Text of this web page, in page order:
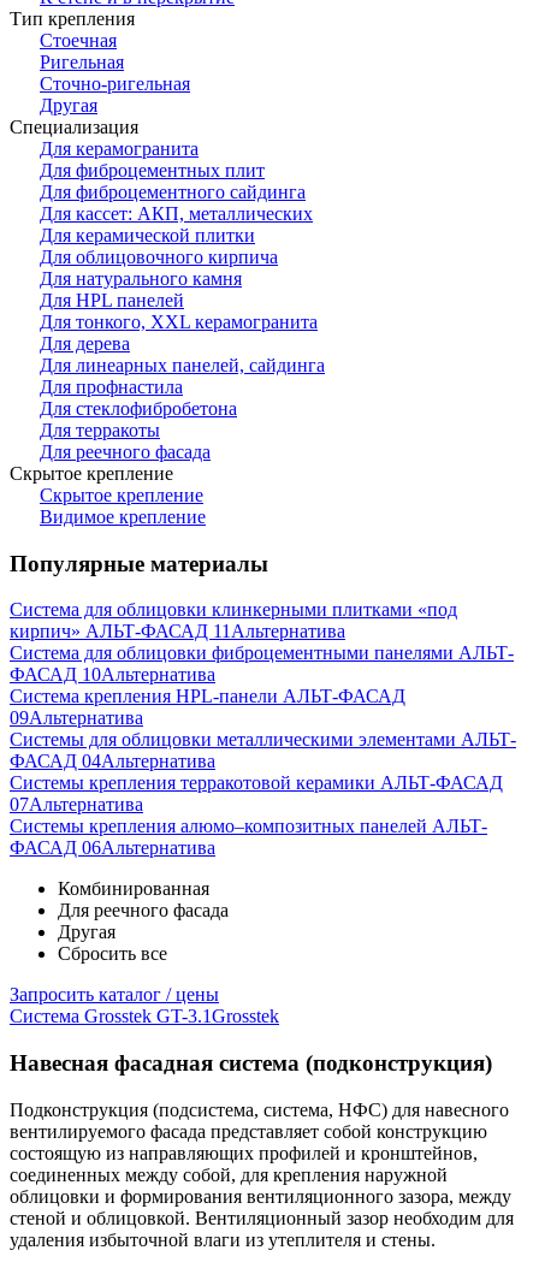
Тип крепления
Стоечная
Ригельная
Сточно-ригельная
Другая
Специализация
Для керамогранита
Для фиброцементных плит
Для фиброцементного сайдинга
Для кассет: АКП, металлических
Для керамической плитки
Для облицовочного кирпича
Для натурального камня
Для HPL панелей
Для тонкого, XXL керамогранита
Для дерева
Для линеарных панелей, сайдинга
Для профнастила
Для стеклофибробетона
Для терракоты
Для реечного фасада
Скрытое крепление
Скрытое крепление
Видимое крепление
Популярные материалы
Система для облицовки клинкерными плитками «под
кирпич» АЛЬТ-ФАСАД 11 Альтернатива
Система для облицовки фиброцементными панелями АЛЬТ-
ФАСАД 10Альтернатива
Система крепления HPL-панели АЛЬТ-ФАСАД
09Альтернатива
Системы для облицовки металлическими элементами АЛЬТ-
ФАСАД 04Альтернатива
Системы крепления терракотовой керамики АЛЬТ-ФАСАД
07Альтернатива
Cистемы крепления алюмо–композитных панелей АЛЬТ-
ФАСАД 06Альтернатива
Комбинированная
Для реечного фасада
Другая
Сбросить все
Запросить каталог / цены
Система Grosstek GT-3.1Grosstek
Навесная фасадная система (подконструкция)
Подконструкция (подсистема, система, НФС) для навесного
вентилируемого фасада представляет собой конструкцию
состоящую из направляющих профилей и кронштейнов,
соединенных между собой, для крепления наружной
облицовки и формирования вентиляционного зазора, между
стеной и облицовкой. Вентиляционный зазор необходим для
удаления избыточной влаги из утеплителя и стены.